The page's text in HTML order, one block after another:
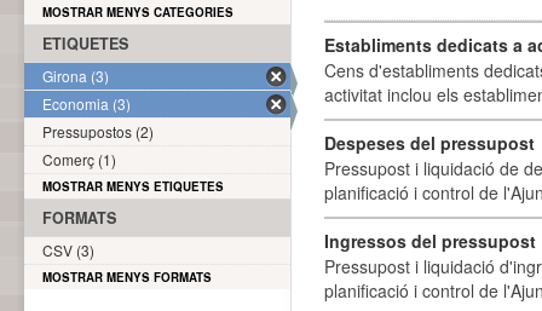
Establiments dedicats a
Cens d'establiments
activitat inclou els
Despeses del pressupost
Pressupost i liquidació de
planificació i control de
Ingressos del pressupost
Pressupost i liquidació
planificació i control de
MOSTRAR MENYS CATEGORIES
ETIQUETES
Girona (3)
Economia (3)
Pressupostos (2)
Comerç (1)
MOSTRAR MENYS ETIQUETES
FORMATS
CSV (3)
MOSTRAR MENYS FORMATS